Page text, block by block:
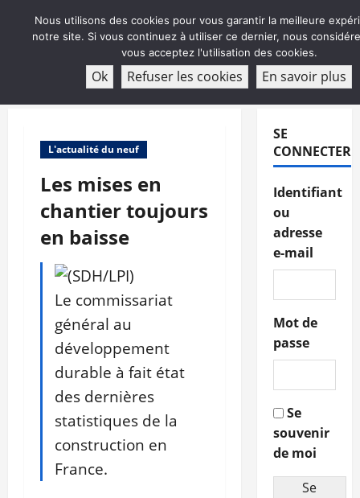
ABONNEMENT
L'actualité du neuf
Les mises en
chantier toujours
en baisse
Le commissariat
général au
développement
durable à fait état
des dernières
statistiques de la
construction en
France.
SE
CONNECTER
Identifiant
ou
adresse
e-mail
Mot de
passe
Se
souvenir
de moi
Se
Nous utilisons des cookies pour vous garantir la meilleure
notre site. Si vous continuez à utiliser ce dernier, nous
vous acceptez l'utilisation des cookies.
Ok Refuser les cookies En savoir plus